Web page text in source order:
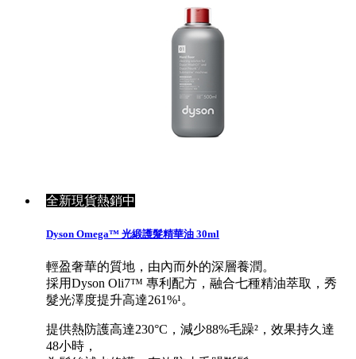
全新現貨熱銷中
Dyson Omega™ 光緞護髮精華油 30ml
輕盈奢華的質地，由內而外的深層養潤。
採用Dyson Oli7™ 專利配方，融合七種精油萃取，秀
髮光澤度提升高達261%¹。
提供熱防護高達230°C，減少88%毛躁²，效果持久達
48小時，